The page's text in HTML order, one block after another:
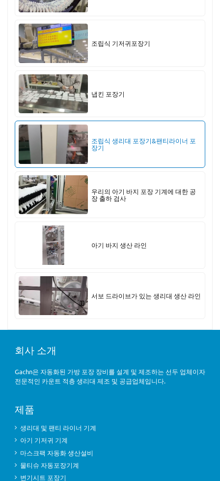
조립식 기저귀포장기
냅킨 포장기
조립식 생리대 포장기&팬티라이너 포
장기
우리의 아기 바지 포장 기계에 대한 공
장 출하 검사
아기 바지 생산 라인
서보 드라이브가 있는 생리대 생산 라인
회사 소개
Gachn은 자동화된 가방 포장 장비를 설계 및 제조하는 선두 업체이자
전문적인 카운트 적층 생리대 제조 및 공급업체입니다.
제품
생리대 및 팬티 라이너 기계
아기 기저귀 기계
마스크팩 자동화 생산설비
물티슈 자동포장기계
변기시트 포장기